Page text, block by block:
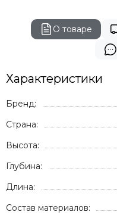
О товаре
Характеристики
Бренд:
Страна:
Высота:
Глубина:
Длина:
Состав материалов: